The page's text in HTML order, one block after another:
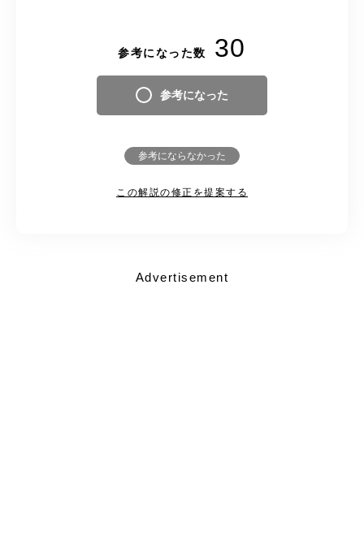
参考になった数 30
参考になった
参考にならなかった
この解説の修正を提案する
Advertisement